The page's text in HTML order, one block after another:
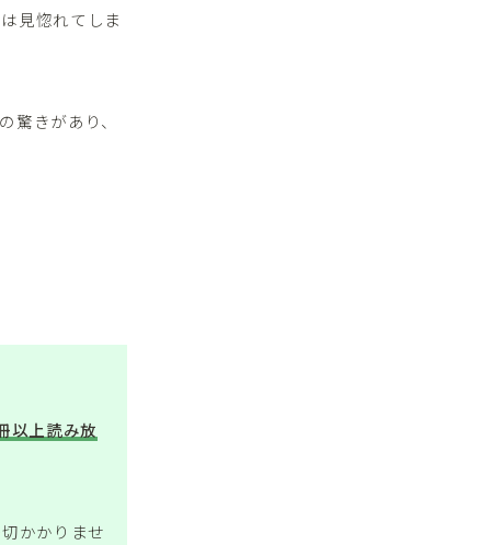
見惚れてしま
きがあり、
以上読み放
かかりませ